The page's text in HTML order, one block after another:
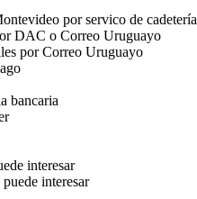
por servico de cadetería
DAC o Correo Uruguayo
por Correo Uruguayo
bancaria
interesar